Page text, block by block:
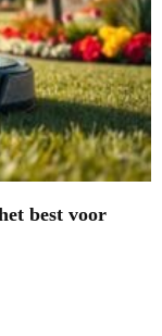
best voor